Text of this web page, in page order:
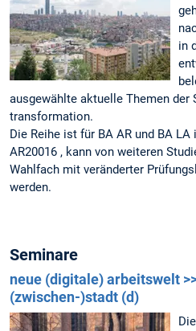
in
ausgewählte aktuelle Themen der
transformation.
Die Reihe ist für BA AR und BA
AR20016 , kann von weiteren
Wahlfach mit veränderter
werden.
Seminare
neue (digitale) arbeitswelt
(zwischen-)stadt (d)